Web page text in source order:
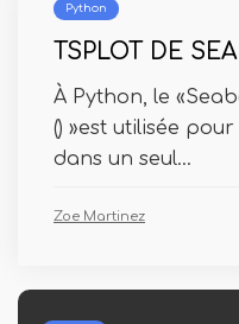
Python
TSPLOT DE SEA
À Python, le
() »est utilisée
dans un seul...
Zoe Martinez